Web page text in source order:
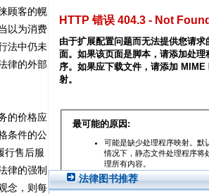
顾客的幌
以为消费
法中仍未
律的外部
的价格应
条件的公
行售后服
律的强制
念，则每